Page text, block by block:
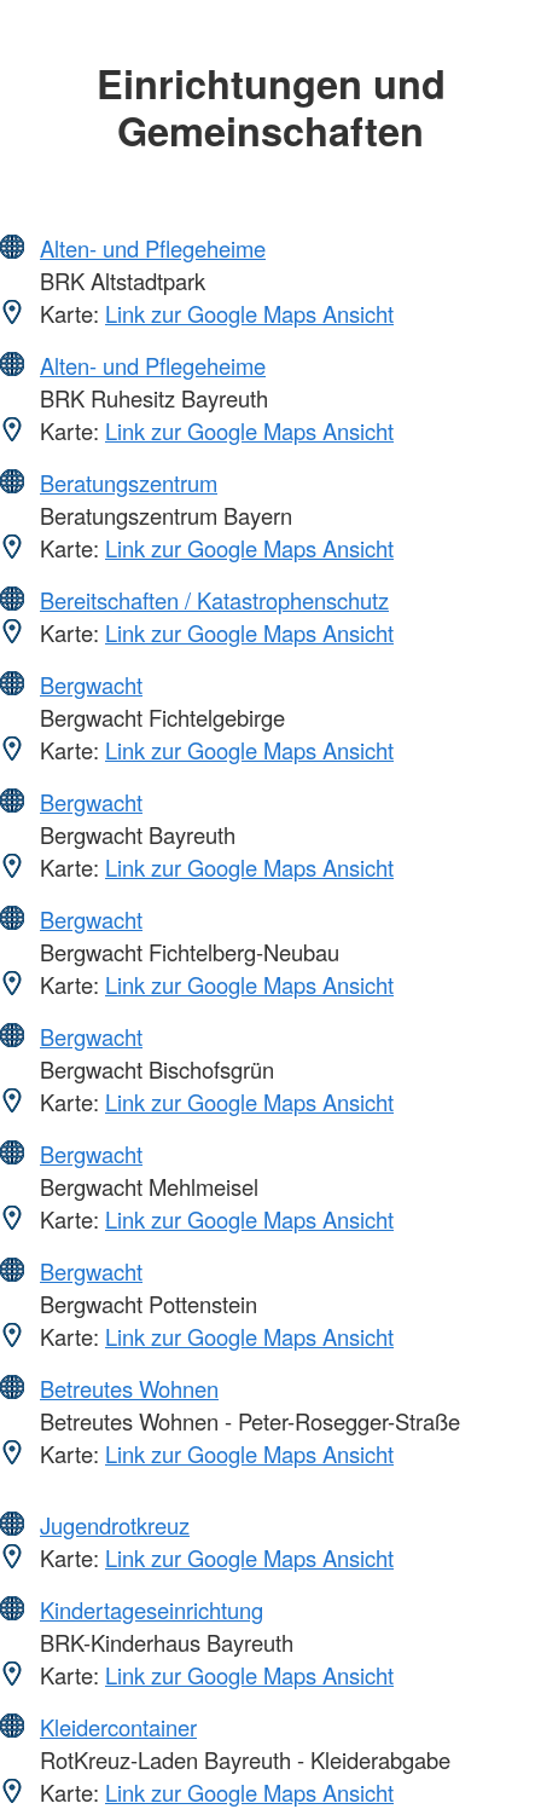
Einrichtungen und
Gemeinschaften
Alten- und Pflegeheime
BRK Altstadtpark
Karte: Link zur Google Maps Ansicht
Alten- und Pflegeheime
BRK Ruhesitz Bayreuth
Karte: Link zur Google Maps Ansicht
Beratungszentrum
Beratungszentrum Bayern
Karte: Link zur Google Maps Ansicht
Bereitschaften / Katastrophenschutz
Karte: Link zur Google Maps Ansicht
Bergwacht
Bergwacht Fichtelgebirge
Karte: Link zur Google Maps Ansicht
Bergwacht
Bergwacht Bayreuth
Karte: Link zur Google Maps Ansicht
Bergwacht
Bergwacht Fichtelberg-Neubau
Karte: Link zur Google Maps Ansicht
Bergwacht
Bergwacht Bischofsgrün
Karte: Link zur Google Maps Ansicht
Bergwacht
Bergwacht Mehlmeisel
Karte: Link zur Google Maps Ansicht
Bergwacht
Bergwacht Pottenstein
Karte: Link zur Google Maps Ansicht
Betreutes Wohnen
Betreutes Wohnen - Peter-Rosegger-Straße
Karte: Link zur Google Maps Ansicht
Jugendrotkreuz
Karte: Link zur Google Maps Ansicht
Kindertageseinrichtung
BRK-Kinderhaus Bayreuth
Karte: Link zur Google Maps Ansicht
Kleidercontainer
RotKreuz-Laden Bayreuth - Kleiderabgabe
Karte: Link zur Google Maps Ansicht